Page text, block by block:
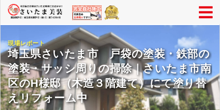
現場レポート
埼玉県さいたま市 戸袋の塗装・鉄部の
塗装・サッシ周りの掃除｜さいたま市南
区のH様邸（木造３階建て）にて塗り替
えリフォーム中